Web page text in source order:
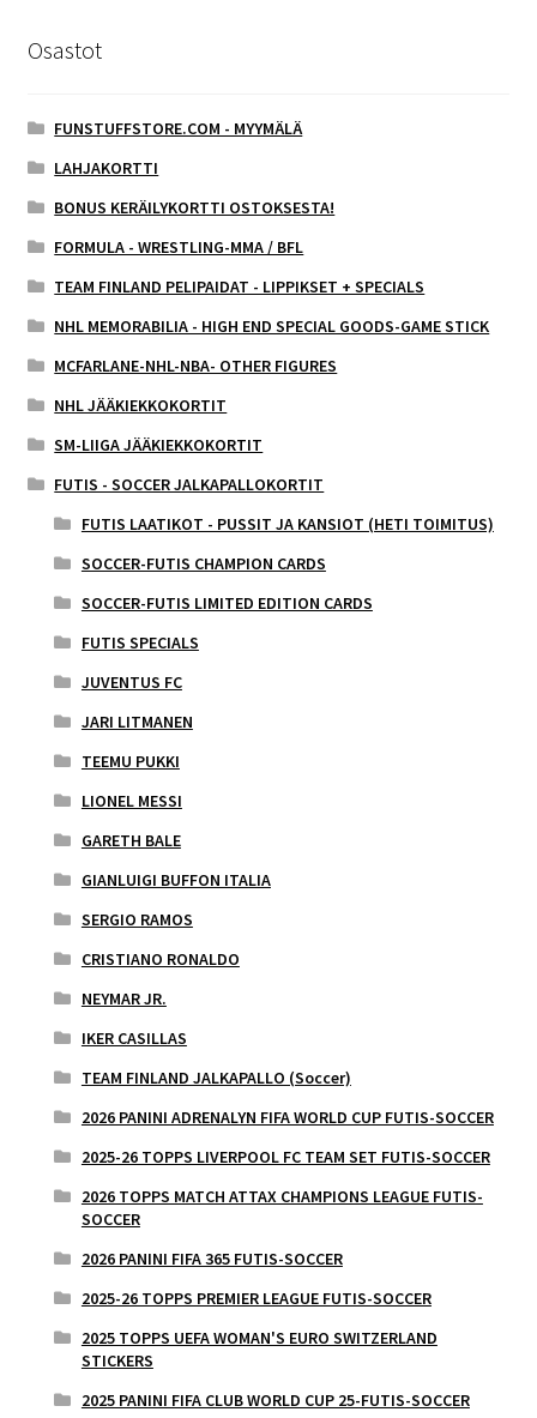
Osastot
FUNSTUFFSTORE.COM - MYYMÄLÄ
LAHJAKORTTI
BONUS KERÄILYKORTTI OSTOKSESTA!
FORMULA - WRESTLING-MMA / BFL
TEAM FINLAND PELIPAIDAT - LIPPIKSET + SPECIALS
NHL MEMORABILIA - HIGH END SPECIAL GOODS-GAME STICK
MCFARLANE-NHL-NBA- OTHER FIGURES
NHL JÄÄKIEKKOKORTIT
SM-LIIGA JÄÄKIEKKOKORTIT
FUTIS - SOCCER JALKAPALLOKORTIT
FUTIS LAATIKOT - PUSSIT JA KANSIOT (HETI TOIMITUS)
SOCCER-FUTIS CHAMPION CARDS
SOCCER-FUTIS LIMITED EDITION CARDS
FUTIS SPECIALS
JUVENTUS FC
JARI LITMANEN
TEEMU PUKKI
LIONEL MESSI
GARETH BALE
GIANLUIGI BUFFON ITALIA
SERGIO RAMOS
CRISTIANO RONALDO
NEYMAR JR.
IKER CASILLAS
TEAM FINLAND JALKAPALLO (Soccer)
2026 PANINI ADRENALYN FIFA WORLD CUP FUTIS-SOCCER
2025-26 TOPPS LIVERPOOL FC TEAM SET FUTIS-SOCCER
2026 TOPPS MATCH ATTAX CHAMPIONS LEAGUE FUTIS-
SOCCER
2026 PANINI FIFA 365 FUTIS-SOCCER
2025-26 TOPPS PREMIER LEAGUE FUTIS-SOCCER
2025 TOPPS UEFA WOMAN'S EURO SWITZERLAND
STICKERS
2025 PANINI FIFA CLUB WORLD CUP 25-FUTIS-SOCCER